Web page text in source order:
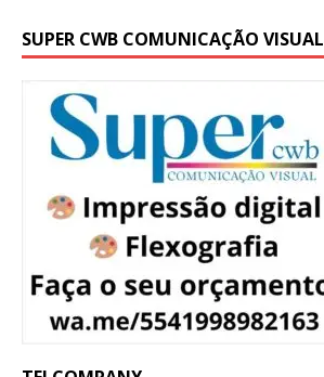
SUPER CWB COMUNICAÇÃO VISUAL